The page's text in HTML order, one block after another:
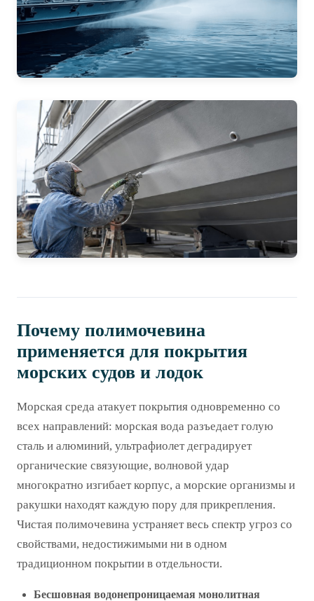
Почему полимочевина
применяется для покрытия
морских судов и лодок
Морская среда атакует покрытия одновременно со
всех направлений: морская вода разъедает голую
сталь и алюминий, ультрафиолет деградирует
органические связующие, волновой удар
многократно изгибает корпус, а морские организмы и
ракушки находят каждую пору для прикрепления.
Чистая полимочевина устраняет весь спектр угроз со
свойствами, недостижимыми ни в одном
традиционном покрытии в отдельности.
Бесшовная водонепроницаемая монолитная